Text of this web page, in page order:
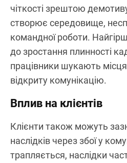
чіткості зрештою
створює середовище,
командної роботи.
до зростання плинності
працівники шукають
відкриту комунікацію.
Вплив на клієнтів
Клієнти також можуть
наслідків через збої у
трапляється, наслідки